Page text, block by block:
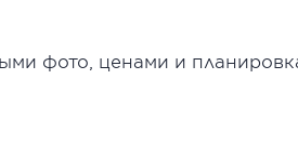
фото, ценами и